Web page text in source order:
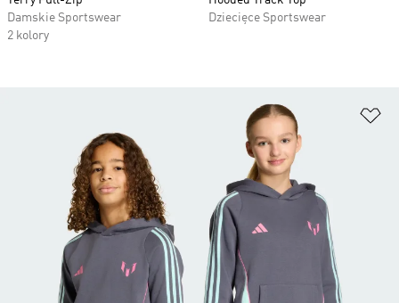
Damskie Sportswear
2 kolory
Dziecięce Sportswear